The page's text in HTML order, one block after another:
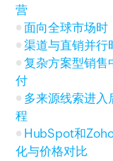
营
面向全球市场时
渠道与直销并行
复杂方案型销售
付
多来源线索进入
程
HubSpot和
化与价格对比